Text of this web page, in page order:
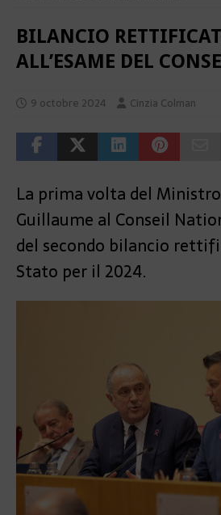
BILANCIO
ALL’ESAME DEL
9 octobre 2024 Cinzia Colman
La prima volta del
Guillaume al Conseil
del secondo bilancio
Stato per il 2024.